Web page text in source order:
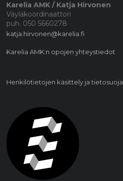
Karelia AMK / Katja Hirvonen
Väyläkoordinaattori
puh. 050 5660278
katja.hirvonen@karelia.fi
Karelia AMK:n opojen yhteystiedot
Henkilötietojen käsittely ja tietosuoja